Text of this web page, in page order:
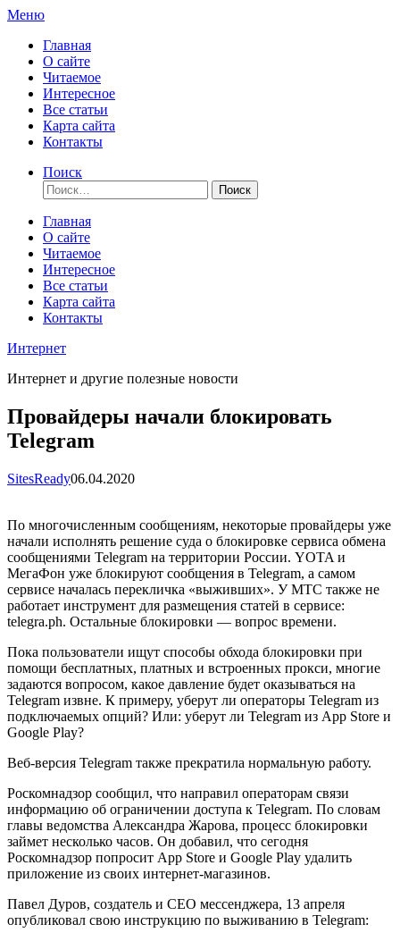
Перейти
содержимому
Меню
Главная
О сайте
Читаемое
Интересное
Все статьи
Карта сайта
Контакты
Поиск
Найти:
Главная
О сайте
Читаемое
Интересное
Все статьи
Карта сайта
Контакты
Интернет
Интернет и другие полезные новости
Провайдеры начали блокировать
Telegram
SitesReady06.04.2020
По многочисленным сообщениям, некоторые провайдеры уже
начали исполнять решение суда о блокировке сервиса обмена
сообщениями Telegram на территории России. YOTA и
МегаФон уже блокируют сообщения в Telegram, а самом
сервисе началась перекличка «выживших». У МТС также не
работает инструмент для размещения статей в сервисе:
telegra.ph. Остальные блокировки — вопрос времени.
Пока пользователи ищут способы обхода блокировки при
помощи бесплатных, платных и встроенных прокси, многие
задаются вопросом, какое давление будет оказываться на
Telegram извне. К примеру, уберут ли операторы Telegram из
подключаемых опций? Или: уберут ли Telegram из App Store и
Google Play?
Веб-версия Telegram также прекратила нормальную работу.
Роскомнадзор сообщил, что направил операторам связи
информацию об ограничении доступа к Telegram. По словам
главы ведомства Александра Жарова, процесс блокировки
займет несколько часов. Он добавил, что сегодня
Роскомнадзор попросит App Store и Google Play удалить
приложение из своих интернет-магазинов.
Павел Дуров, создатель и CEO мессенджера, 13 апреля
опубликовал свою инструкцию по выживанию в Telegram: